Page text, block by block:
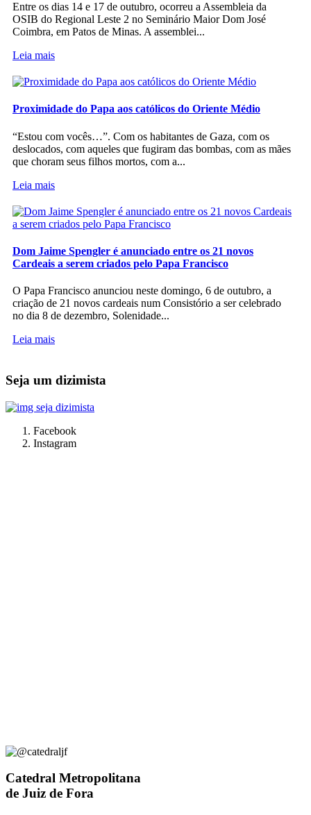
Entre os dias 14 e 17 de outubro, ocorreu a Assembleia da
OSIB do Regional Leste 2 no Seminário Maior Dom José
Coimbra, em Patos de Minas. A assemblei...
Leia mais
Proximidade do Papa aos católicos do Oriente Médio
“Estou com vocês…”. Com os habitantes de Gaza, com os
deslocados, com aqueles que fugiram das bombas, com as mães
que choram seus filhos mortos, com a...
Leia mais
Dom Jaime Spengler é anunciado entre os 21 novos
Cardeais a serem criados pelo Papa Francisco
O Papa Francisco anunciou neste domingo, 6 de outubro, a
criação de 21 novos cardeais num Consistório a ser celebrado
no dia 8 de dezembro, Solenidade...
Leia mais
Seja um dizimista
Facebook
Instagram
Catedral Metropolitana
de Juiz de Fora